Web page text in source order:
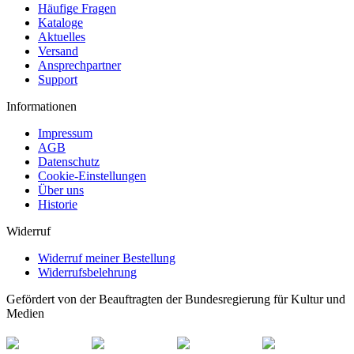
Häufige Fragen
Kataloge
Aktuelles
Versand
Ansprechpartner
Support
Informationen
Impressum
AGB
Datenschutz
Cookie-Einstellungen
Über uns
Historie
Widerruf
Widerruf meiner Bestellung
Widerrufsbelehrung
Gefördert von der Beauftragten der Bundesregierung für Kultur und
Medien